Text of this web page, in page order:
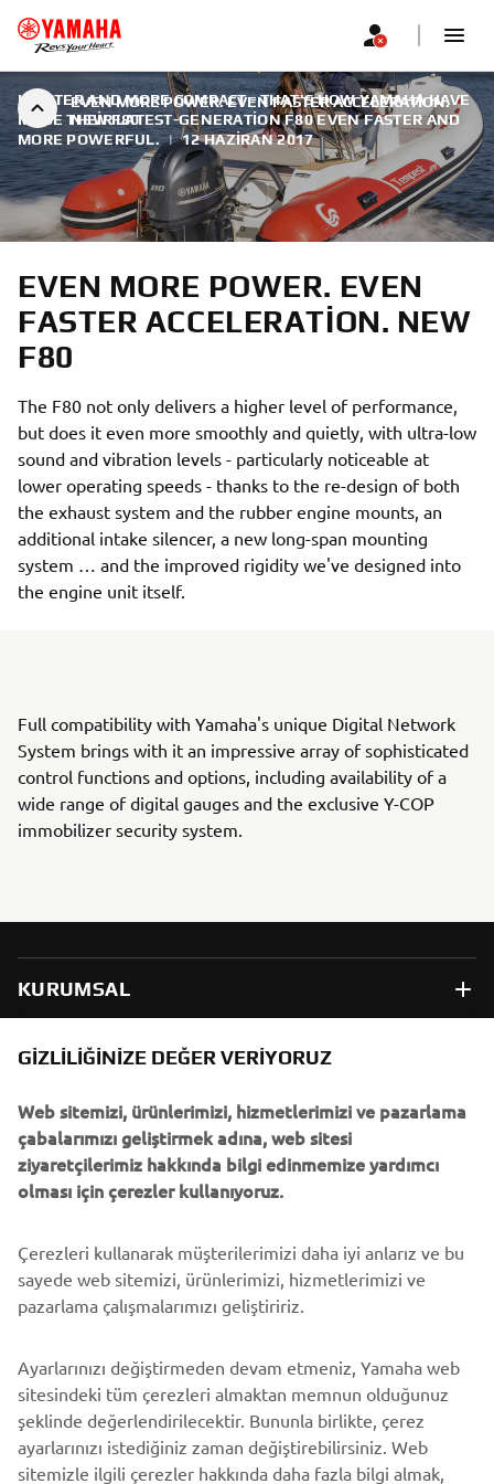
EVEN MORE POWER. EVEN FASTER ACCELERATION.
NEW F80
LIGHTER AND MORE COMPACT - THAT'S HOW YAMAHA HAVE
MADE THEIR LATEST-GENERATION F80 EVEN FASTER AND
MORE POWERFUL. | 12 HAZIRAN 2017
EVEN MORE POWER. EVEN
FASTER ACCELERATION. NEW
F80
The F80 not only delivers a higher level of performance,
but does it even more smoothly and quietly, with ultra-low
sound and vibration levels - particularly noticeable at
lower operating speeds - thanks to the re-design of both
the exhaust system and the rubber engine mounts, an
additional intake silencer, a new long-span mounting
system … and the improved rigidity we've designed into
the engine unit itself.
Full compatibility with Yamaha's unique Digital Network
System brings with it an impressive array of sophisticated
control functions and options, including availability of a
wide range of digital gauges and the exclusive Y-COP
immobilizer security system.
KURUMSAL
B2B
DAHA FAZLA YAMAHA
DESTEK
BÜLTEN
En son fırsatları, özel etkinlikleri, yeni çıkan ürünleri ve daha
fazlasını ilk öğrenen siz olun
ABONE OL
GIZLILIĞINIZE DEĞER VERIYORUZ
Web sitemizi, ürünlerimizi, hizmetlerimizi ve pazarlama
çabalarımızı geliştirmek adına, web sitesi
ziyaretçilerimiz hakkında bilgi edinmemize yardımcı
olması için çerezler kullanıyoruz.
Çerezleri kullanarak müşterilerimizi daha iyi anlarız ve bu
sayede web sitemizi, ürünlerimizi, hizmetlerimizi ve
pazarlama çalışmalarımızı geliştiririz.
Ayarlarınızı değiştirmeden devam etmeniz, Yamaha web
sitesindeki tüm çerezleri almaktan memnun olduğunuz
şeklinde değerlendirilecektir. Bununla birlikte, çerez
ayarlarınızı istediğiniz zaman değiştirebilirsiniz. Web
sitemizle ilgili çerezler hakkında daha fazla bilgi almak,